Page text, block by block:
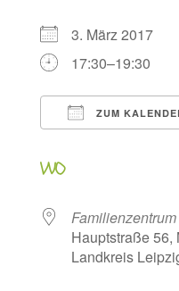
3. März 2017
17:30–19:30
ZUM
WO
Hauptstraße 56,
Landkreis